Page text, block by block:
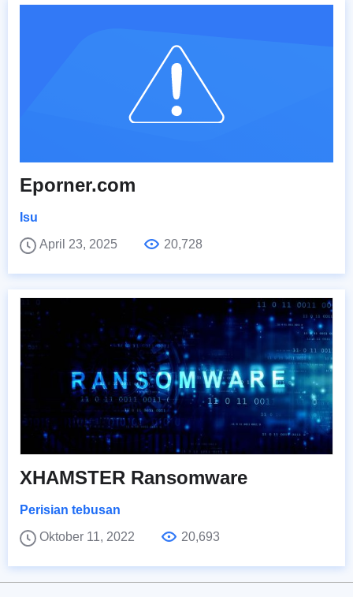
Eporner.com
Isu
April 23, 2025
20,728
XHAMSTER Ransomware
Perisian tebusan
Oktober 11, 2022
20,693